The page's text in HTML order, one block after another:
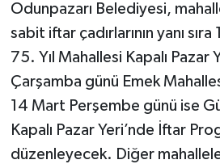
Odunpazarı Belediyesi,
sabit iftar çadırlarının yanı
75. Yıl Mahallesi Kapalı Pazar
Çarşamba günü Emek
14 Mart Perşembe günü ise
Kapalı Pazar Yeri’nde İftar
düzenleyecek. Diğer